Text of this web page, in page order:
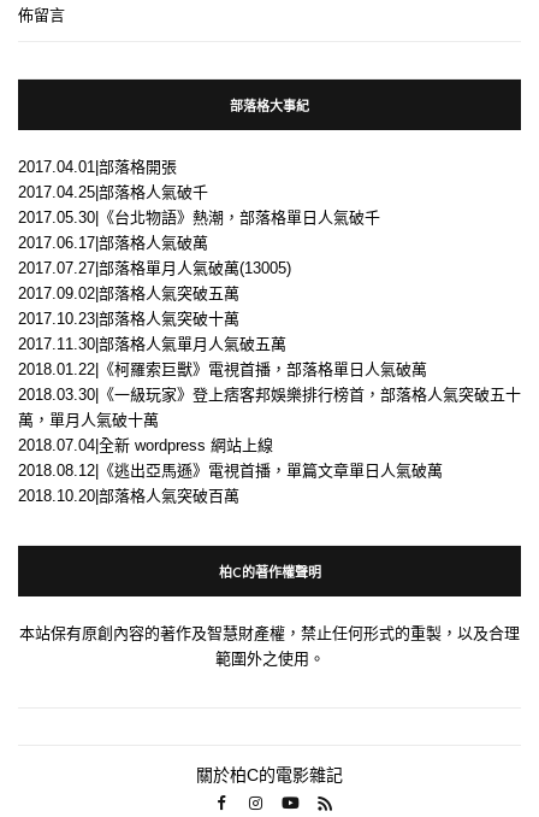
佈留言
部落格大事紀
2017.04.01|部落格開張
2017.04.25|部落格人氣破千
2017.05.30|《台北物語》熱潮，部落格單日人氣破千
2017.06.17|部落格人氣破萬
2017.07.27|部落格單月人氣破萬(13005)
2017.09.02|部落格人氣突破五萬
2017.10.23|部落格人氣突破十萬
2017.11.30|部落格人氣單月人氣破五萬
2018.01.22|《柯羅索巨獸》電視首播，部落格單日人氣破萬
2018.03.30|《一級玩家》登上痞客邦娛樂排行榜首，部落格人氣突破五十
萬，單月人氣破十萬
2018.07.04|全新 wordpress 網站上線
2018.08.12|《逃出亞馬遜》電視首播，單篇文章單日人氣破萬
2018.10.20|部落格人氣突破百萬
柏C的著作權聲明
本站保有原創內容的著作及智慧財產權，禁止任何形式的重製，以及合理
範圍外之使用。
關於柏C的電影雜記